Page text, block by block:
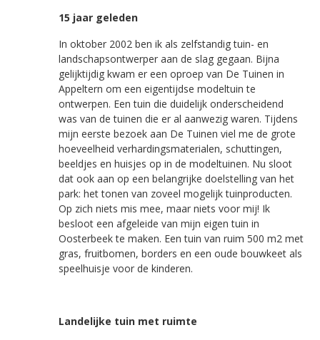
15 jaar geleden
In oktober 2002 ben ik als zelfstandig tuin- en
landschapsontwerper aan de slag gegaan. Bijna
gelijktijdig kwam er een oproep van De Tuinen in
Appeltern om een eigentijdse modeltuin te
ontwerpen. Een tuin die duidelijk onderscheidend
was van de tuinen die er al aanwezig waren. Tijdens
mijn eerste bezoek aan De Tuinen viel me de grote
hoeveelheid verhardingsmaterialen, schuttingen,
beeldjes en huisjes op in de modeltuinen. Nu sloot
dat ook aan op een belangrijke doelstelling van het
park: het tonen van zoveel mogelijk tuinproducten.
Op zich niets mis mee, maar niets voor mij! Ik
besloot een afgeleide van mijn eigen tuin in
Oosterbeek te maken. Een tuin van ruim 500 m2 met
gras, fruitbomen, borders en een oude bouwkeet als
speelhuisje voor de kinderen.
Landelijke tuin met ruimte